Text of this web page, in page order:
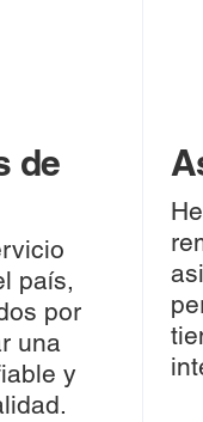
de
país,
por
una
y